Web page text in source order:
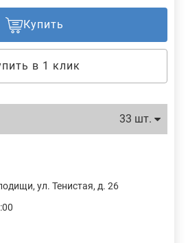
Купить
в 1 клик
33 шт.
ул. Тенистая, д. 26